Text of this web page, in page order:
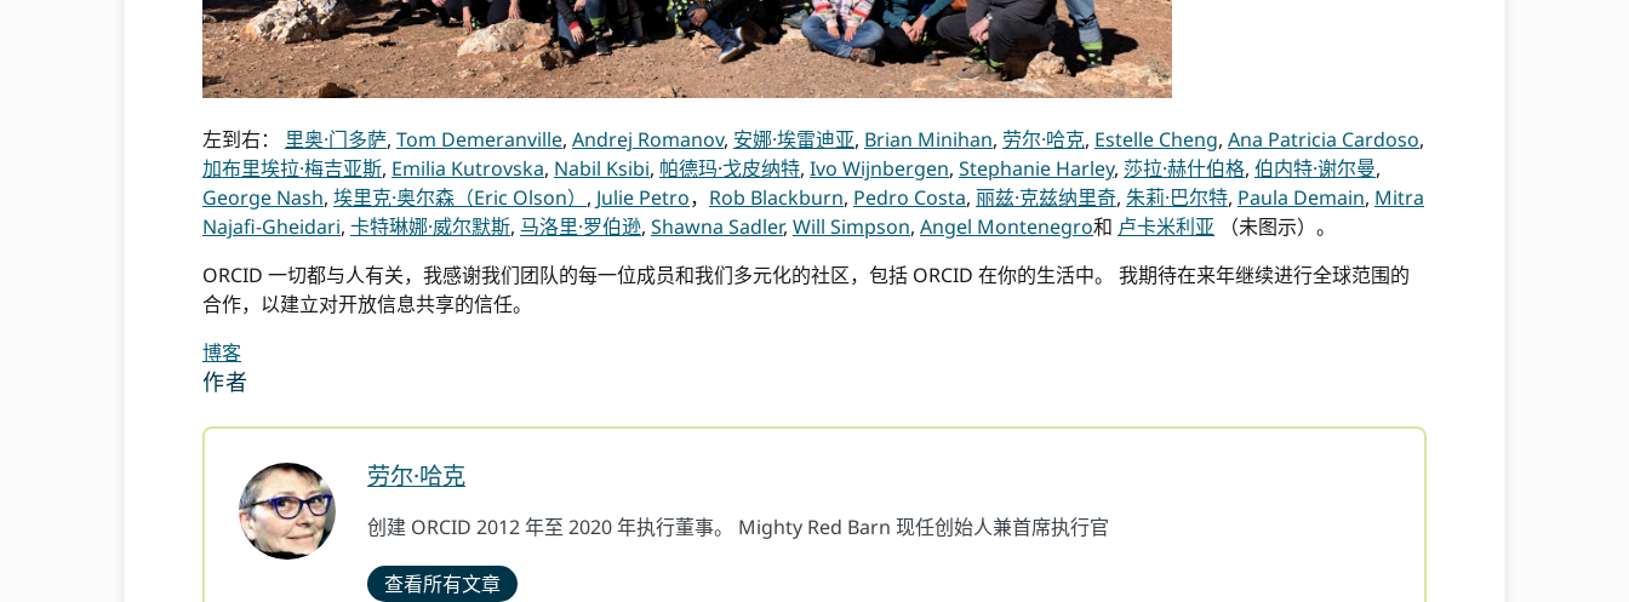
左到右： 里奥·门多萨, Tom Demeranville, Andrej Romanov, 安娜·埃雷迪亚, Brian Minihan, 劳尔·哈克, Estelle Cheng, Ana Patricia Cardoso,
加布里埃拉·梅吉亚斯, Emilia Kutrovska, Nabil Ksibi, 帕德玛·戈皮纳特, Ivo Wijnbergen, Stephanie Harley, 莎拉·赫什伯格, 伯内特·谢尔曼,
George Nash, 埃里克·奥尔森（Eric Olson） , Julie Petro， Rob Blackburn, Pedro Costa, 丽兹·克兹纳里奇, 朱莉·巴尔特, Paula Demain, Mitra
Najafi-Gheidari, 卡特琳娜·威尔默斯, 马洛里·罗伯逊, Shawna Sadler, Will Simpson, Angel Montenegro和 卢卡米利亚 （未图示）。
ORCID 一切都与人有关，我感谢我们团队的每一位成员和我们多元化的社区，包括 ORCID 在你的生活中。 我期待在来年继续进行全球范围的
合作，以建立对开放信息共享的信任。
博客
作者
劳尔·哈克
创建 ORCID 2012 年至 2020 年执行董事。 Mighty Red Barn 现任创始人兼首席执行官
查看所有文章